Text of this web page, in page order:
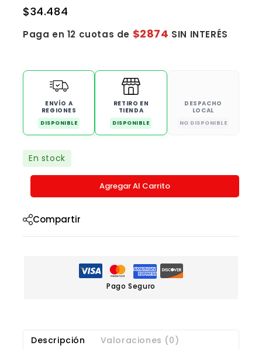
$34.484
Paga en 12 cuotas de $2874 SIN INTERÉS
ENVÍO A
REGIONES
DISPONIBLE
RETIRO EN
TIENDA
DISPONIBLE
DESPACHO
LOCAL
NO DISPONIBLE
En stock
Agregar Al Carrito
Compartir
Pago Seguro
Descripción Valoraciones (0)